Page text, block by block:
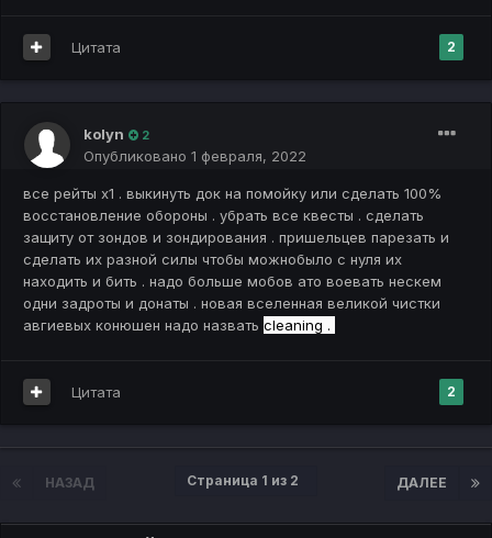
2
Цитата
kolyn 2
Опубликовано 1 февраля, 2022
все рейты х1 . выкинуть док на помойку или сделать 100%
восстановление обороны . убрать все квесты . сделать
защиту от зондов и зондирования . пришельцев парезать и
сделать их разной силы чтобы можнобыло с нуля их
находить и бить . надо больше мобов ато воевать нескем
одни задроты и донаты . новая вселенная великой чистки
авгиевых конюшен надо назвать cleaning .
2
Цитата
НАЗАД ДАЛЕЕ
Страница 1 из 2